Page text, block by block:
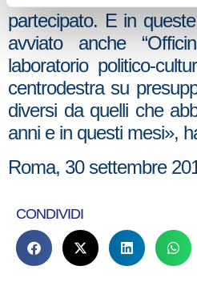
partecipato. E in
avviato anche
laboratorio politico-
centrodestra su
diversi da quelli che
anni e in questi mesi»,
Roma, 30 settembre
CONDIVIDI